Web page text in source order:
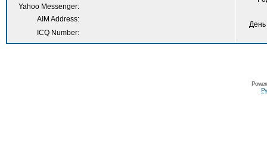
Yahoo Messenger:
AIM Address:
ICQ Number: